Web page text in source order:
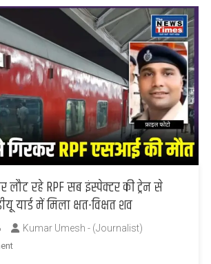
तैयारी
लौट रहे RPF सब इंस्पेक्टर की ट्रेन से
यार्ड में मिला क्षत-विक्षत शव
Kumar Umesh - (Journalist)
On